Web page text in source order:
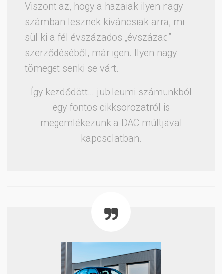
Viszont az, hogy a hazaiak ilyen nagy
számban lesznek kíváncsiak arra, mi
sül ki a fél évszázados „évszázad”
szerződéséből, már igen. Ilyen nagy
tömeget senki se várt.
Így kezdődött… jubileumi számunkból
egy fontos cikksorozatról is
megemlékezünk a DAC múltjával
kapcsolatban.